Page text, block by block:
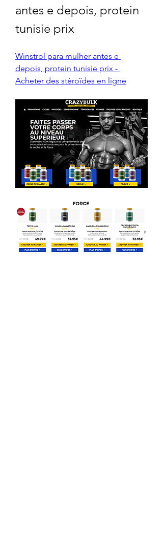
antes e depois, protein
tunisie prix
Winstrol para mulher antes e
depois, protein tunisie prix -
Acheter des stéroïdes en ligne